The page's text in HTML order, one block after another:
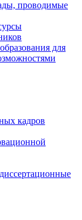
проводимые
для
кадров